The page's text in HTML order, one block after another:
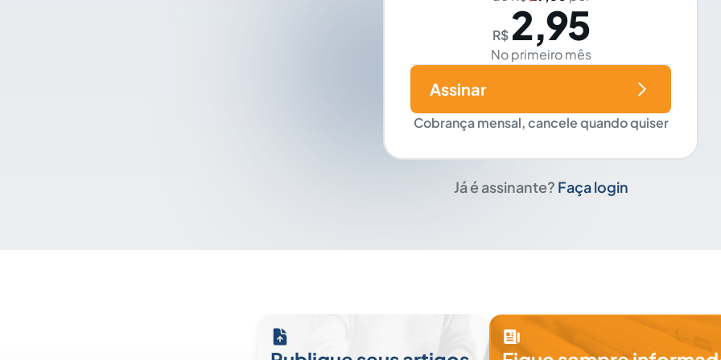
R$ 2,95
No primeiro mês
Cobrança mensal, cancele quando quiser
Assinar
Já é assinante? Faça login